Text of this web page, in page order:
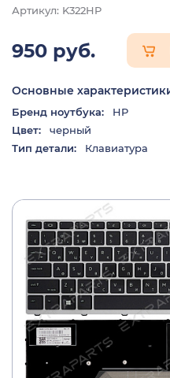
Артикул: K322HP
950 руб.
Основные
Бренд ноутбука: HP
Цвет:
черный
Тип детали:
Клавиатура